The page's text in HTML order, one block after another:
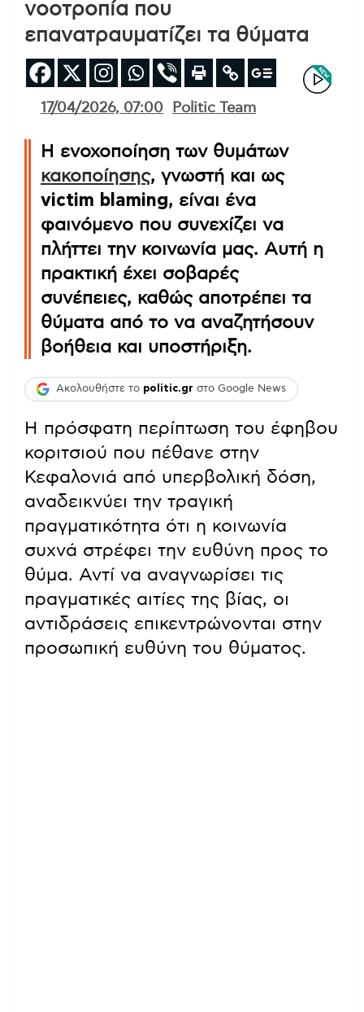
νοοτροπία που
επανατραυματίζει τα θύματα
17/04/2026, 07:00 Politic Team
Η ενοχοποίηση των θυμάτων
κακοποίησης, γνωστή και ως
victim blaming, είναι ένα
φαινόμενο που συνεχίζει να
πλήττει την κοινωνία μας. Αυτή η
πρακτική έχει σοβαρές
συνέπειες, καθώς αποτρέπει τα
θύματα από το να αναζητήσουν
βοήθεια και υποστήριξη.
Ακολουθήστε το politic.gr στο Google News
Η πρόσφατη περίπτωση του έφηβου
κοριτσιού που πέθανε στην
Κεφαλονιά από υπερβολική δόση,
αναδεικνύει την τραγική
πραγματικότητα ότι η κοινωνία
συχνά στρέφει την ευθύνη προς το
θύμα. Αντί να αναγνωρίσει τις
πραγματικές αιτίες της βίας, οι
αντιδράσεις επικεντρώνονται στην
προσωπική ευθύνη του θύματος.